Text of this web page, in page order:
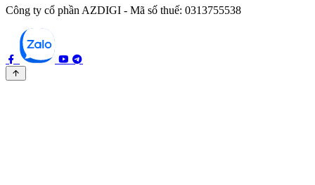
Công ty cổ phần AZDIGI - Mã số thuế: 0313755538